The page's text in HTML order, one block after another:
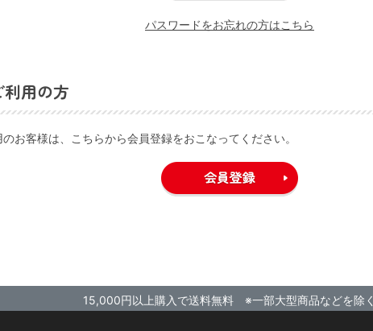
パスワードをお忘れの方はこちら
用の方
お客様は、こちらから会員登録をおこなってください。
15,000円以上購入で送料無料 ※一部大型商品などを除く